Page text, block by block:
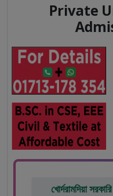
Private
খোর্দরামদিয়া